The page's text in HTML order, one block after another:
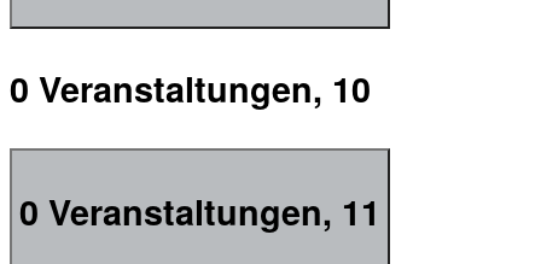
0 Veranstaltungen, 10
0 Veranstaltungen, 11